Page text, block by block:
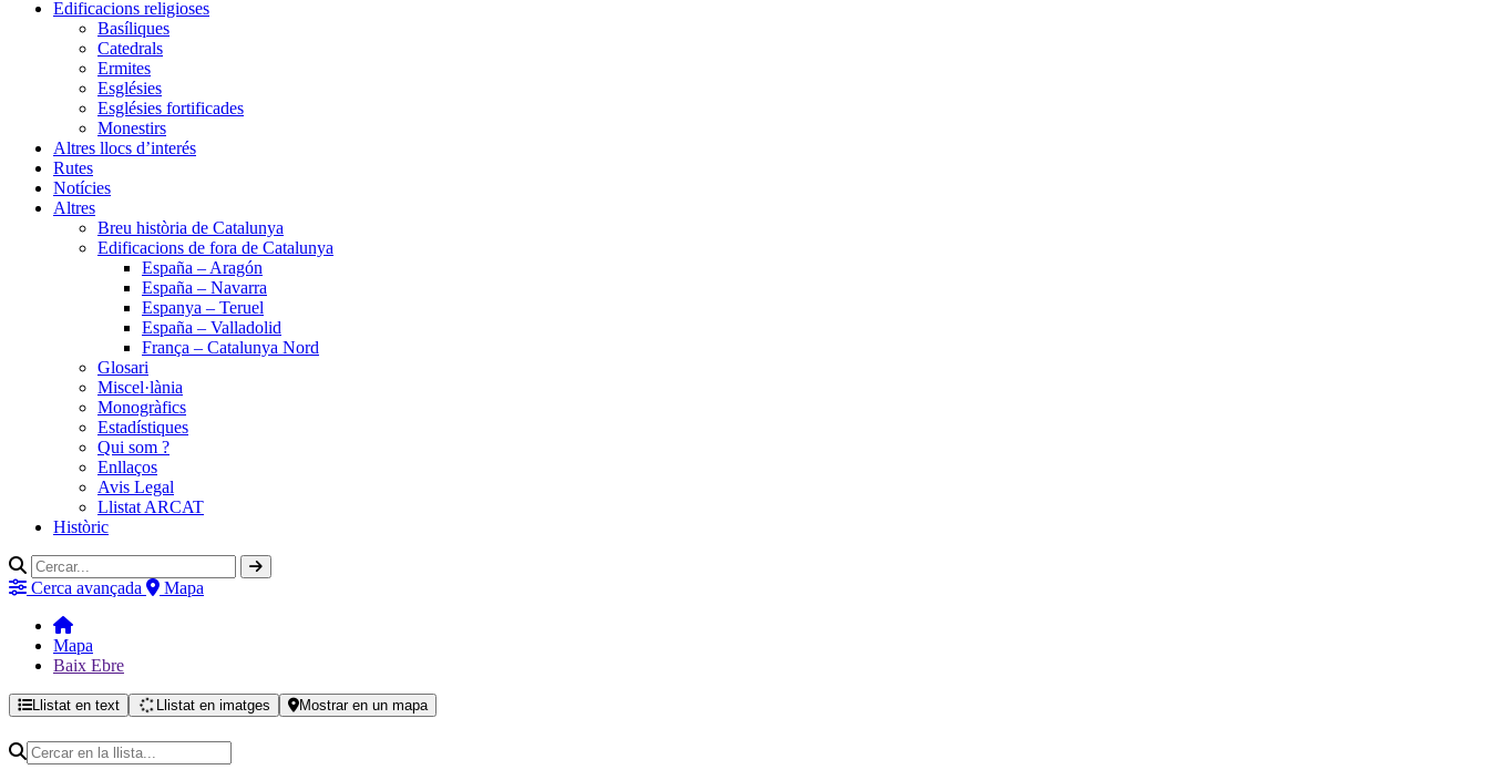
Edificacions religioses
Basíliques
Catedrals
Ermites
Esglésies
Esglésies fortificades
Monestirs
Altres llocs d’interés
Rutes
Notícies
Altres
Breu història de Catalunya
Edificacions de fora de Catalunya
España – Aragón
España – Navarra
Espanya – Teruel
España – Valladolid
França – Catalunya Nord
Glosari
Miscel·lània
Monogràfics
Estadístiques
Qui som ?
Enllaços
Avis Legal
Llistat ARCAT
Històric
Cerca avançada Mapa
Mapa
Baix Ebre
Llistat en text Llistat en imatges Mostrar en un mapa